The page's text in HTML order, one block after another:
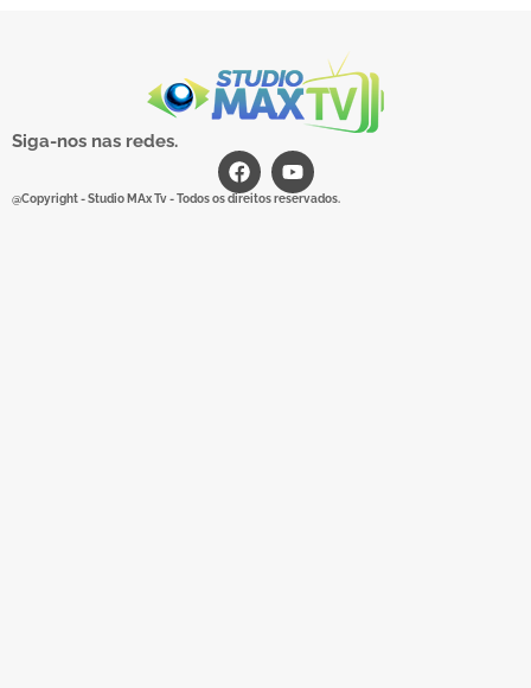
Siga-nos nas redes.
@Copyright - Studio MAx Tv - Todos os direitos reservados.